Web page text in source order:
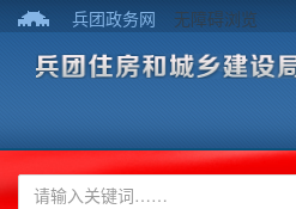
兵团政务网 无障碍浏览